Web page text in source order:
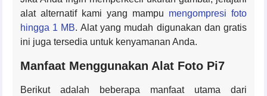
alat alternatif kami yang mampu mengompresi foto
hingga 1 MB. Alat yang mudah digunakan dan gratis
ini juga tersedia untuk kenyamanan Anda.
Manfaat Menggunakan Alat Foto Pi7
Berikut adalah beberapa manfaat utama dari